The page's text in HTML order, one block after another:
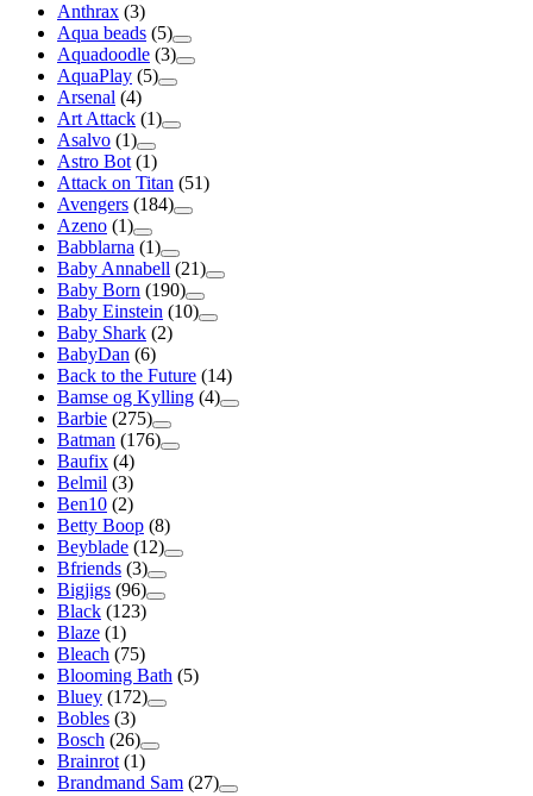
Anthrax (3)
Aqua beads (5)
Aquadoodle (3)
AquaPlay (5)
Arsenal (4)
Art Attack (1)
Asalvo (1)
Astro Bot (1)
Attack on Titan (51)
Avengers (184)
Azeno (1)
Babblarna (1)
Baby Annabell (21)
Baby Born (190)
Baby Einstein (10)
Baby Shark (2)
BabyDan (6)
Back to the Future (14)
Bamse og Kylling (4)
Barbie (275)
Batman (176)
Baufix (4)
Belmil (3)
Ben10 (2)
Betty Boop (8)
Beyblade (12)
Bfriends (3)
Bigjigs (96)
Black (123)
Blaze (1)
Bleach (75)
Blooming Bath (5)
Bluey (172)
Bobles (3)
Bosch (26)
Brainrot (1)
Brandmand Sam (27)